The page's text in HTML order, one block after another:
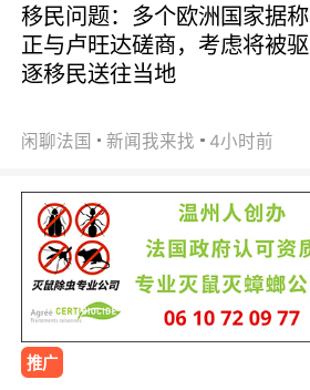
移民问题：多个欧洲国家据称
正与卢旺达磋商，考虑将被驱
逐移民送往当地
闲聊法国 新闻我来找 4小时前
推广